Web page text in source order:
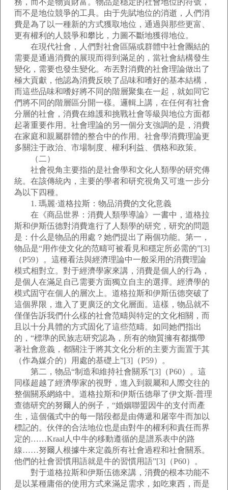
務，而不是物質財富。物品是穩定的社會地位的符號，
而不是地位競爭的工具。由于先賦地位的消逝，人們消
費是為了以一種新的方式獲取地位，通過與那些更富、
更有權利的人競爭和攀比，力圖不斷地獲得地位。
在現代社會，人們對社會區隔或群體中社會團結的
需要是通過消費的展現而得到滿足的，當社會結構發生
變化，需要也發生變化。布丟對消費的社會理論做出了
極大貢獻，他認為消費反映了品味和嗜好的基本結構，
而這些品味和嗜好將不同的階層聚集在一起，就如同它
們將不同的階層區分開一樣。邏輯上講，在任何有社會
分層的社會，消費在維護和挑戰社會等級與地位方面都
起著重要作用。社會理論的另一個分支強調的是，消費
在家庭和親屬群體的整合中的作用。社會學消費理論更
多關注于政治、市場制度、權利利益、價格和政策。
（二）
社會視角主要指的是社會學和文化人類學的研究傳
統。在該傳統內，主要的學者和研究視角又可進一步分
為以下四種。
1. 瑪麗·道格拉斯：物品消費的文化意義
在《商品世界：消費人類學導論》一書中，道格拉
斯和伊斯伍德對消費進行了人類學的研究，研究的問題
是：什么是物品的用處？她們提出了兩個功能。第一，
物品是“用作使文化的范疇可被看見和穩定所必需的”[3]
（P59）。這種看法與經濟理論中一般采用的消費理論
模式相對立。對于經濟學家來講，消費是個人的行為，
是個人在滿足自己需要方面獨立自主的選擇。經濟學的
模式固守在個人的層次上。道格拉斯和伊斯伍德突破了
這個界限，進入了更廣泛的文化層面。這樣，物品就不
僅僅告訴我們什么樣的社會范疇與特定的文化相關，而
且以十分具體的方式固化了這些范疇。如同她們指出
的，“標準的民族志研究認為，所有的物質擁有都攜帶
著社會意義，都關注于將其文化分析的主要方面置于其
（作為媒介的）用處的基礎上”[3]（P59）。
第二，物品“制造和維持社會關系”[3]（P60）。這
同樣超越了經濟學家的視野，進入到親屬和人際交往的
整個關系網絡中。道格拉斯和伊斯伍德舉了伊文斯-普理
查德研究的努爾人的例子，“婚姻聯盟因牛的支付而產
生，這個儀式中的每一階段都是由傳遞和屠宰牛而加以
標記的。伙伴的合法地位也是由對牛的權利和責任而界
定的……Kraal人中牛的移動遵循的是譜系表中的路
線……努爾人根據牛來定義所有社會過程和社會關系。
他們的社會習慣用語就是牛的習慣用語”[3]（P60）。
對于道格拉斯和伊斯伍德來講，消費的根本功能不
是以某種庸俗的使用方式來滿足需求，如吃東西，而是